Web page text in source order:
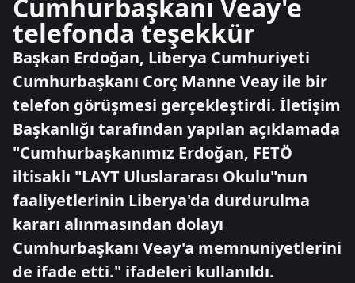
Cumhurbaşkanı Veay'e
telefonda teşekkür
Başkan Erdoğan, Liberya Cumhuriyeti
Cumhurbaşkanı Corç Manne Veay ile bir
telefon görüşmesi gerçekleştirdi. İletişim
Başkanlığı tarafından yapılan açıklamada
"Cumhurbaşkanımız Erdoğan, FETÖ
iltisaklı "LAYT Uluslararası Okulu"nun
faaliyetlerinin Liberya'da durdurulma
kararı alınmasından dolayı
Cumhurbaşkanı Veay'a memnuniyetlerini
de ifade etti." ifadeleri kullanıldı.